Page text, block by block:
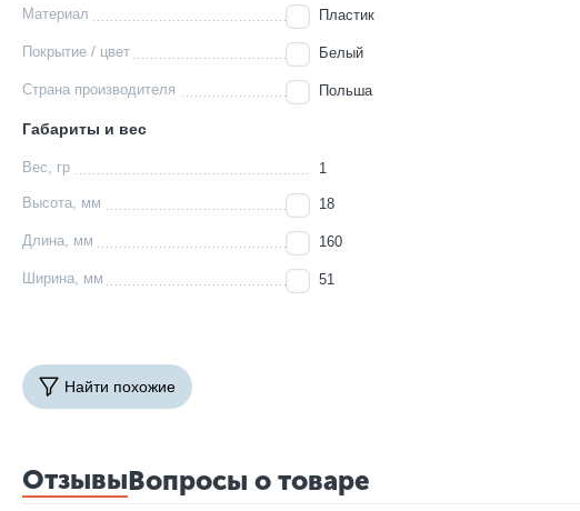
Материал Пластик
Покрытие / цвет Белый
Страна производителя Польша
Габариты и вес
Вес, гр 1
Высота, мм 18
Длина, мм 160
Ширина, мм 51
Найти похожие
ОтзывыВопросы о товаре